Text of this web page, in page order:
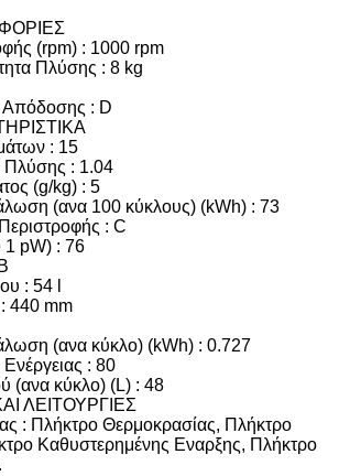
(rpm) : 1000 rpm
Πλύσης : 8 kg
Απόδοσης : D
: 15
Πλύσης : 1.04
(g/kg) : 5
(ανα 100 κύκλους) (kWh) : 73
: C
pW) : 76
: 54 l
440 mm
(ανα κύκλο) (kWh) : 0.727
: 80
(ανα κύκλο) (L) : 48
ΛΕΙΤΟΥΡΓΙΕΣ
: Πλήκτρο Θερμοκρασίας, Πλήκτρο
Καθυστερημένης Εναρξης, Πλήκτρο